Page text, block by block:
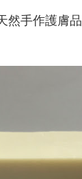
然手作護膚品